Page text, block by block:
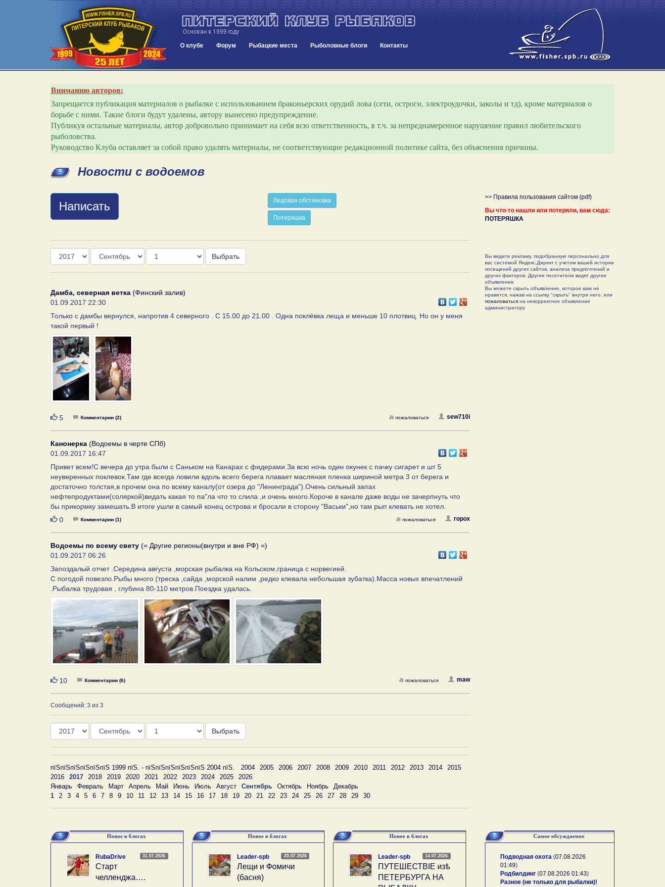
О клубе Форум Рыбацкие места Рыболовные блоги Контакты
Вниманию авторов:
Запрещается публикация материалов о рыбалке с использованием браконьерских орудий лова (сети, остроги, электроудочки, заколы и тд), кроме материалов о
борьбе с ними. Такие блоги будут удалены, автору вынесено предупреждение.
Публикуя остальные материалы, автор добровольно принимает на себя всю ответственность, в т.ч. за непреднамеренное нарушение правил любительского
рыболовства.
Руководство Клуба оставляет за собой право удалять материалы, не соответствующие редакционной политике сайта, без объяснения причины.
Новости с водоемов
Написать Ледовая обстановка
Потеряшка
Год Месяц День
Выбрать
Дамба, северная ветка (Финский залив)
01.09.2017 22:30
Только с дамбы вернулся, напротив 4 северного . С 15.00 до 21.00 . Одна поклёвка леща и меньше 10 плотвиц. Но он у меня
такой первый !
Нравится
5 Комментарии (2) sew710i
пожаловаться
Канонерка (Водоемы в черте СПб)
01.09.2017 16:47
Привет всем!С вечера до утра были с Саньком на Канарах с фидерами.За всю ночь один окунек с пачку сигарет и шт 5
неуверенных поклевок.Там где всегда ловили вдоль всего берега плавает масляная пленка шириной метра 3 от берега и
достаточно толстая,в прочем она по всему каналу(от озера до "Ленинграда").Очень сильный запах
нефтепродуктами(соляркой)видать какая то па"ла что то слила ,и очень много.Короче в канале даже воды не зачерпнуть что
бы прикормку замешать.В итоге ушли в самый конец острова и бросали в сторону "Васьки",но там рып клевать не хотел.
Нравится
0 Комментарии (1) горох
пожаловаться
Водоемы по всему свету (= Другие регионы(внутри и вне РФ) =)
01.09.2017 06:26
Запоздалый отчет .Середина августа ,морская рыбалка на Кольском,граница с норвегией.
С погодой повезло.Рыбы много (треска ,сайда ,морской налим ,редко клевала небольшая зубатка).Масса новых впечатлений
.Рыбалка трудовая , глубина 80-110 метров.Поездка удалась.
Нравится
10 Комментарии (6) maw
пожаловаться
Сообщений: 3 из 3
Год Месяц День
Выбрать
пїЅпїЅпїЅпїЅпїЅпїЅ 1999 пїЅ. - пїЅпїЅпїЅпїЅпїЅпїЅ 2004 пїЅ. 2004 2005 2006 2007 2008 2009 2010 2011 2012 2013 2014
2015
2016
2017 2018 2019 2020 2021 2022 2023 2024 2025
2026
Январь
Февраль Март Апрель Май Июнь Июль Август Сентябрь Октябрь Ноябрь
Декабрь
1
2 3 4 5 6 7 8 9 10 11 12 13 14 15 16 17 18 19 20 21 22 23 24 25 26 27 28 29 30
>> Правила пользования сайтом (pdf)
Вы что-то нашли или потеряли, вам сюда:
ПОТЕРЯШКА
Вы видите рекламу, подобранную персонально для
вас системой Яндекс.Директ с учетом вашей истории
посещений других сайтов, анализа предпочтений и
других факторов. Другие посетители видят другие
объявления.
Вы можете скрыть объявление, которое вам не
нравится, нажав на ссылку "скрыть" внутри него, или
пожаловатьсяна некорректное объявление
администратору
Новое в блогах
31.07.2026
RubaDrive
Старт
челленджа….
Новое в блогах
20.07.2026
Leader-spb
Лещи и Фомичи
(басня)
Новое в блогах
14.07.2026
Leader-spb
ПУТЕШЕСТВIE изѣ
ПЕТЕРБУРГА НА
Самое обсуждаемое
Подводная охота(07.08.2026
01:49)
Родбилдинг(07.08.2026 01:43)
Разное (не только для рыбалки)!